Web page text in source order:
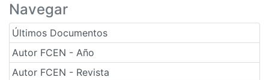
Navegar
Últimos Documentos
Autor FCEN - Año
Autor FCEN - Revista